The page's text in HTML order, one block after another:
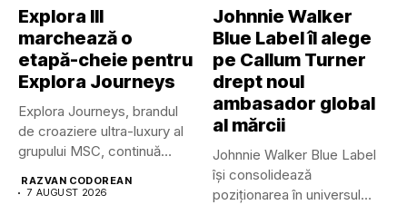
Explora III
marchează o
etapă-cheie pentru
Explora Journeys
Explora Journeys, brandul
de croaziere ultra-luxury al
grupului MSC, continuă
RAZVAN CODOREAN
7 AUGUST 2026
Johnnie Walker
Blue Label îl alege
pe Callum Turner
drept noul
ambasador global
al mărcii
Johnnie Walker Blue Label
își consolidează
poziționarea în universul